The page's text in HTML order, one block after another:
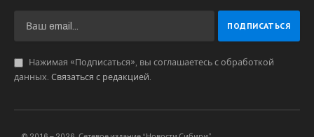
Создателям СТУ нужно не только разработать
необходимые меры, но и сформировать свод
квалификации экспертов, работающих с
планами автодорог, существуют особые
запросы. Внесение в решения особенных